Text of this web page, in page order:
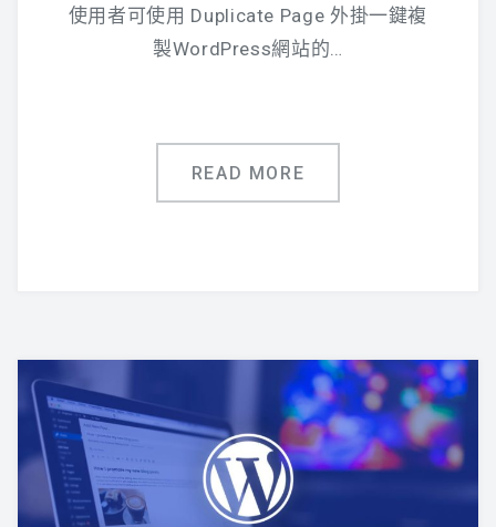
使用者可使用 Duplicate Page 外掛一鍵複
製WordPress網站的…
READ MORE